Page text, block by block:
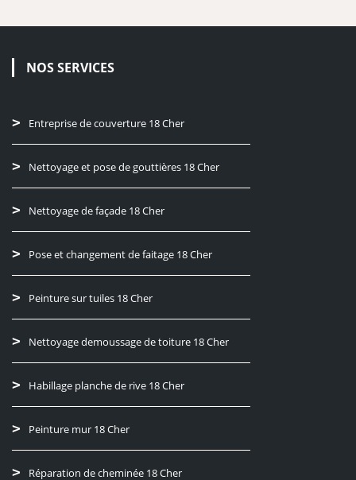
NOS SERVICES
Entreprise de couverture 18 Cher
Nettoyage et pose de gouttières 18 Cher
Nettoyage de façade 18 Cher
Pose et changement de faitage 18 Cher
Peinture sur tuiles 18 Cher
Nettoyage demoussage de toiture 18 Cher
Habillage planche de rive 18 Cher
Peinture mur 18 Cher
Réparation de cheminée 18 Cher